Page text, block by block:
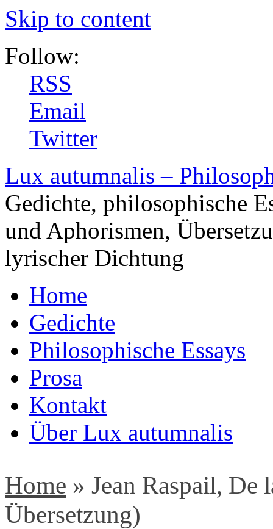
Skip to content
Follow:
RSS
Email
Twitter
Lux autumnalis –
Gedichte, philosophische
und Aphorismen,
lyrischer Dichtung
Home
Gedichte
Philosophische Essays
Prosa
Kontakt
Über Lux autumnalis
Home » Jean Raspail, De
Übersetzung)